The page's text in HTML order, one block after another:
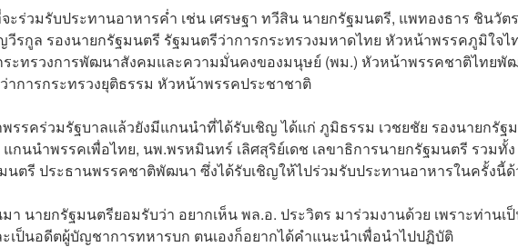
ร่วมรับประทานอาหารค่ำ เช่น เศรษฐา ทวีสิน นายกรัฐมนตรี, แพทองธาร ชินวัตร
รกูล รองนายกรัฐมนตรี รัฐมนตรีว่าการกระทรวงมหาดไทย หัวหน้าพรรคภูมิใจไ
ระทรวงการพัฒนาสังคมและความมั่นคงของมนุษย์ (พม.) หัวหน้าพรรคชาติไทยพั
าการกระทรวงยุติธรรม หัวหน้าพรรคประชาชาติ
รรคร่วมรัฐบาลแล้วยังมีแกนนำที่ได้รับเชิญ ได้แก่ ภูมิธรรม เวชยชัย รองนายกรัฐ
กนนำพรรคเพื่อไทย, นพ.พรหมินทร์ เลิศสุริย์เดช เลขาธิการนายกรัฐมนตรี รวมทั้
นตรี ประธานพรรคชาติพัฒนา ซึ่งได้รับเชิญให้ไปร่วมรับประทานอาหารในครั้งนี้ด้
นายกรัฐมนตรียอมรับว่า อยากเห็น พล.อ. ประวิตร มาร่วมงานด้วย เพราะท่านเ
เป็นอดีตผู้บัญชาการทหารบก ตนเองก็อยากได้คำแนะนำเพื่อนำไปปฏิบัติ